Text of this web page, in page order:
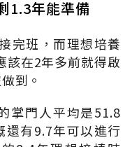
1.3年能準備
完班，而理想培養
該在2年多前就得啟
到。
掌門人平均是51.8
還有9.7年可以進行